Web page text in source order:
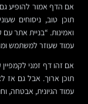
אם הדף אמור להופיע
תוכן טוב, ניסוחים
ואמינות. “בניית אתר
עמוד שעוזר למשתמש
אם זהו דף זמני
עמוד הגיונית, אבטחה,